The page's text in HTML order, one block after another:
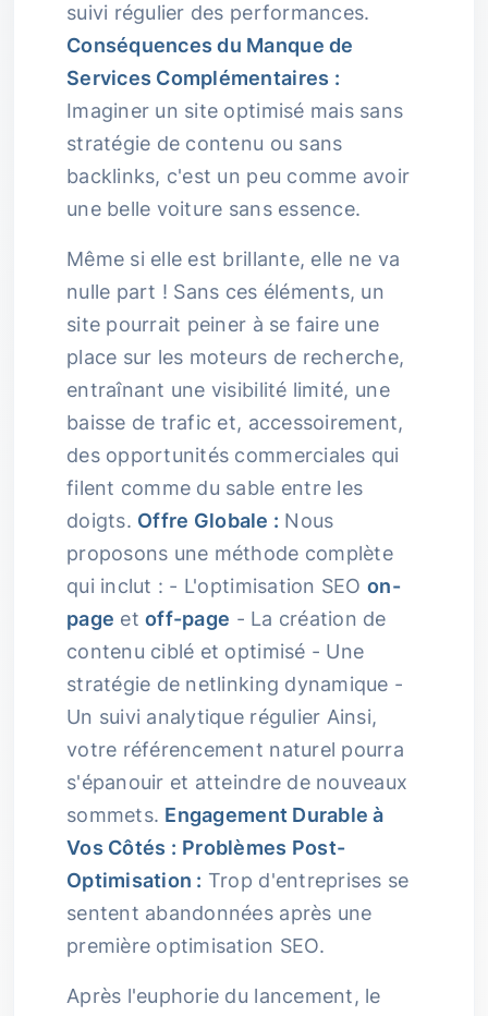
suivi régulier des performances.
Conséquences du Manque de
Services Complémentaires :
Imaginer un site optimisé mais sans
stratégie de contenu ou sans
backlinks, c'est un peu comme avoir
une belle voiture sans essence.
Même si elle est brillante, elle ne va
nulle part ! Sans ces éléments, un
site pourrait peiner à se faire une
place sur les moteurs de recherche,
entraînant une visibilité limité, une
baisse de trafic et, accessoirement,
des opportunités commerciales qui
filent comme du sable entre les
doigts. Offre Globale : Nous
proposons une méthode complète
qui inclut : - L'optimisation SEO on-
page etoff-page - La création de
contenu ciblé et optimisé - Une
stratégie de netlinking dynamique -
Un suivi analytique régulier Ainsi,
votre référencement naturel pourra
s'épanouir et atteindre de nouveaux
sommets. Engagement Durable à
Vos Côtés : Problèmes Post-
Optimisation : Trop d'entreprises se
sentent abandonnées après une
première optimisation SEO.
Après l'euphorie du lancement, le